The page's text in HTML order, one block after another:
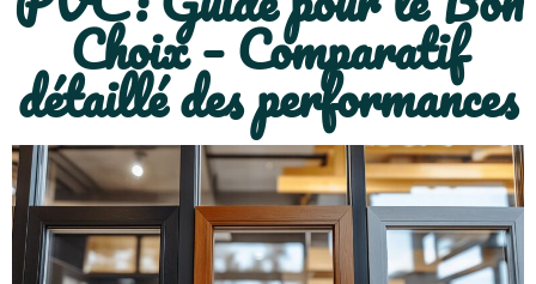
Choix – Comparatif
détaillé des performances